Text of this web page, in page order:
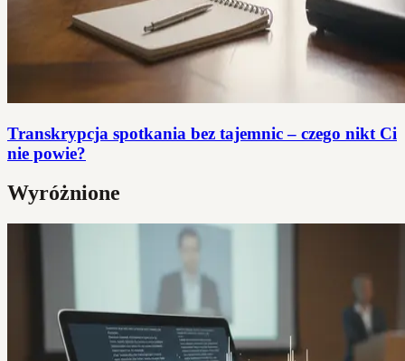
Transkrypcja spotkania bez tajemnic – czego nikt Ci
nie powie?
Wyróżnione